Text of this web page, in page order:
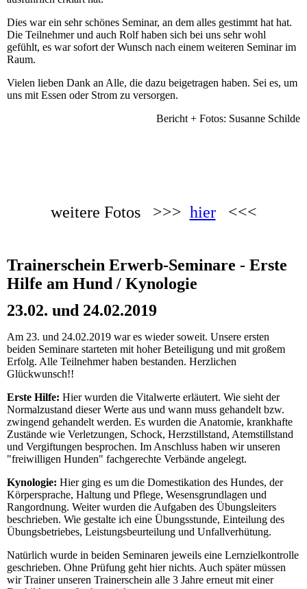
Dies war ein sehr schönes Seminar, an dem alles gestimmt hat hat.
Die Teilnehmer und auch Rolf haben sich bei uns sehr wohl
gefühlt, es war sofort der Wunsch nach einem weiteren Seminar im
Raum.
Vielen lieben Dank an Alle, die dazu beigetragen haben. Sei es, um
uns mit Essen oder Strom zu versorgen.
Bericht + Fotos: Susanne Schilde
weitere Fotos >>> hier<<<
Trainerschein Erwerb-Seminare - Erste
Hilfe am Hund / Kynologie
23.02. und 24.02.2019
Am 23. und 24.02.2019 war es wieder soweit. Unsere ersten
beiden Seminare starteten mit hoher Beteiligung und mit großem
Erfolg. Alle Teilnehmer haben bestanden. Herzlichen
Glückwunsch!!
Erste Hilfe: Hier wurden die Vitalwerte erläutert. Wie sieht der
Normalzustand dieser Werte aus und wann muss gehandelt bzw.
zwingend gehandelt werden. Es wurden die Anatomie, krankhafte
Zustände wie Verletzungen, Schock, Herzstillstand, Atemstillstand
und Vergiftungen besprochen. Im Anschluss haben wir unseren
"freiwilligen Hunden" fachgerechte Verbände angelegt.
Kynologie: Hier ging es um die Domestikation des Hundes, der
Körpersprache, Haltung und Pflege, Wesensgrundlagen und
Rangordnung. Weiter wurden die Aufgaben des Übungsleiters
beschrieben. Wie gestalte ich eine Übungsstunde, Einteilung des
Übungsbetriebes, Leistungsbeurteilung und Unfallverhütung.
Natürlich wurde in beiden Seminaren jeweils eine Lernzielkontrolle
geschrieben. Ohne Prüfung geht hier nichts. Auch später müssen
wir Trainer unseren Trainerschein alle 3 Jahre erneut mit einer